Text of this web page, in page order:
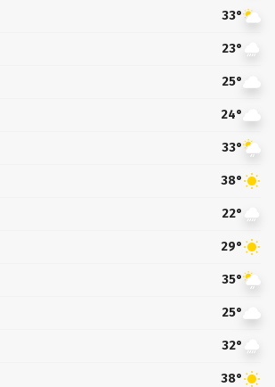
33°
23°
25°
24°
33°
38°
22°
29°
35°
25°
32°
38°